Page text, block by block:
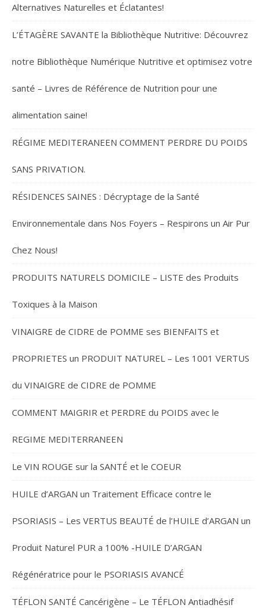
Alternatives Naturelles et Éclatantes!
L’ÉTAGÈRE SAVANTE la Bibliothèque Nutritive: Découvrez
notre Bibliothèque Numérique Nutritive et optimisez votre
santé – Livres de Référence de Nutrition pour une
alimentation saine!
RÉGIME MEDITERANEEN COMMENT PERDRE DU POIDS
SANS PRIVATION.
RÉSIDENCES SAINES : Décryptage de la Santé
Environnementale dans Nos Foyers – Respirons un Air Pur
Chez Nous!
PRODUITS NATURELS DOMICILE – LISTE des Produits
Toxiques à la Maison
VINAIGRE de CIDRE de POMME ses BIENFAITS et
PROPRIETES un PRODUIT NATUREL – Les 1001 VERTUS
du VINAIGRE de CIDRE de POMME
COMMENT MAIGRIR et PERDRE du POIDS avec le
REGIME MEDITERRANEEN
Le VIN ROUGE sur la SANTÉ et le COEUR
HUILE d’ARGAN un Traitement Efficace contre le
PSORIASIS – Les VERTUS BEAUTÉ de l’HUILE d’ARGAN un
Produit Naturel PUR a 100% -HUILE D’ARGAN
Régénératrice pour le PSORIASIS AVANCÉ
TÉFLON SANTÉ Cancérigène – Le TÉFLON Antiadhésif